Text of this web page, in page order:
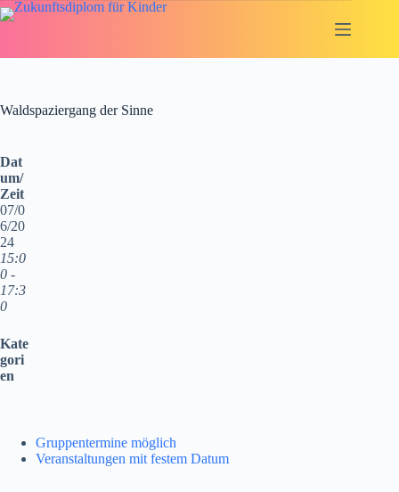
Zum
Inhalt
Waldspaziergang der Sinne
Dat
um/
Zeit
07/0
6/20
24
15:0
0 -
17:3
0
Kate
gori
en
Gruppentermine möglich
Veranstaltungen mit festem Datum